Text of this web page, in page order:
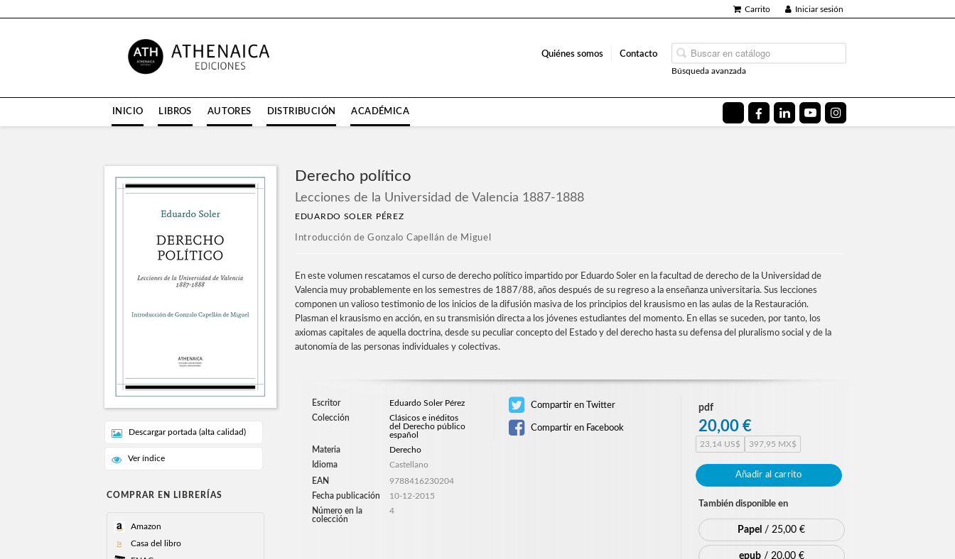
Carrito Iniciar sesión
Búsqueda avanzada
Quiénes somos Contacto
INICIO LIBROS AUTORES DISTRIBUCIÓN ACADÉMICA
Descargar portada (alta calidad)
Ver índice
COMPRAR EN LIBRERÍAS
Amazon
Casa del libro
Derecho político
Lecciones de la Universidad de Valencia 1887-1888
EDUARDO SOLER PÉREZ
Introducción de Gonzalo Capellán de Miguel
En este volumen rescatamos el curso de derecho político impartido por Eduardo Soler en la facultad de derecho de la Universidad de
Valencia muy probablemente en los semestres de 1887/88, años después de su regreso a la enseñanza universitaria. Sus lecciones
componen un valioso testimonio de los inicios de la difusión masiva de los principios del krausismo en las aulas de la Restauración.
Plasman el krausismo en acción, en su transmisión directa a los jóvenes estudiantes del momento. En ellas se suceden, por tanto, los
axiomas capitales de aquella doctrina, desde su peculiar concepto del Estado y del derecho hasta su defensa del pluralismo social y de la
autonomía de las personas individuales y colectivas.
Escritor
Eduardo Soler Pérez
Colección
Clásicos e inéditos
del Derecho público
español
Materia
Derecho
Idioma
Castellano
EAN
9788416230204
Fecha publicación
10-12-2015
Número en la
colección
4
Compartir en Twitter
Compartir en Facebook
pdf
20,00 €
23,14 US$ 397,95 MX$
Añadir al carrito
También disponible en
Papel / 25,00 €
epub/ 20,00 €